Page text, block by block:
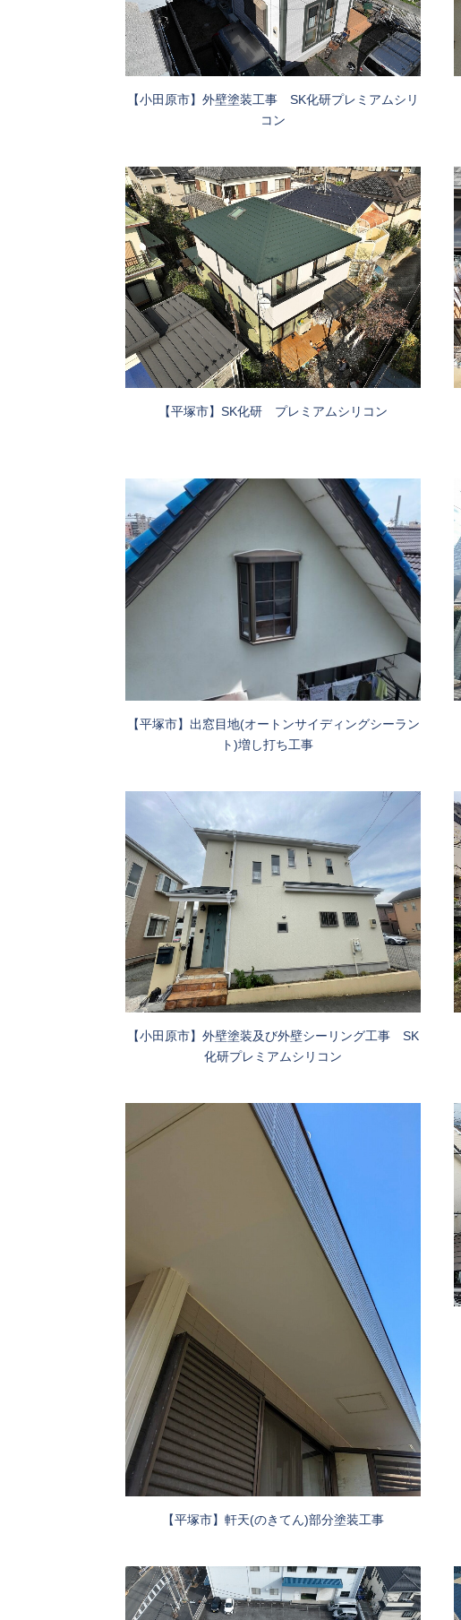
【小田原市】外壁塗装工事 SK化研プレミアムシリ
コン
【平塚市】SK化研 プレミアムシリコン
【平塚市】出窓目地(オートンサイディングシーラン
ト)増し打ち工事
【小田原市】外壁塗装及び外壁シーリング工事 SK
化研プレミアムシリコン
【平塚市】軒天(のきてん)部分塗装工事